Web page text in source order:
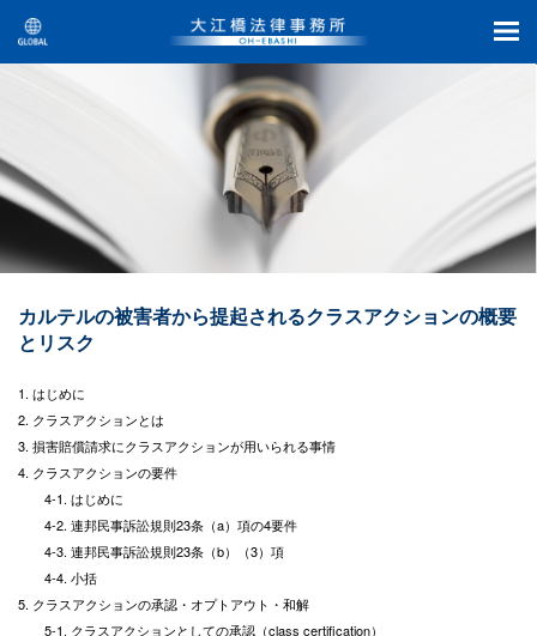
カルテルの被害者から提起されるクラスアクションの概要
とリスク
1. はじめに
2. クラスアクションとは
3. 損害賠償請求にクラスアクションが用いられる事情
4. クラスアクションの要件
4-1. はじめに
4-2. 連邦民事訴訟規則23条（a）項の4要件
4-3. 連邦民事訴訟規則23条（b）（3）項
4-4. 小括
5. クラスアクションの承認・オプトアウト・和解
5-1. クラスアクションとしての承認（class certification）